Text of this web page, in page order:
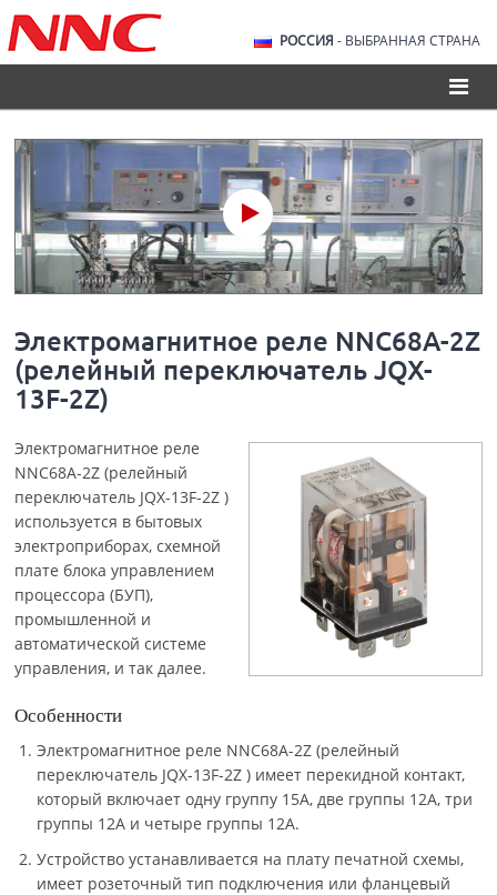
РОССИЯ - ВЫБРАННАЯ СТРАНА
Электромагнитное реле NNC68A-2Z
(релейный переключатель JQX-
13F-2Z)
Электромагнитное реле
NNC68A-2Z (релейный
переключатель JQX-13F-2Z )
используется в бытовых
электроприборах, схемной
плате блока управлением
процессора (БУП),
промышленной и
автоматической системе
управления, и так далее.
Особенности
Электромагнитное реле NNC68A-2Z (релейный
переключатель JQX-13F-2Z ) имеет перекидной контакт,
который включает одну группу 15A, две группы 12А, три
группы 12А и четыре группы 12A.
Устройство устанавливается на плату печатной схемы,
имеет розеточный тип подключения или фланцевый